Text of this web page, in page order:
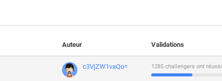
Auteur Validations
c3VjZW1vaQo= 1285 challengers ont réussi